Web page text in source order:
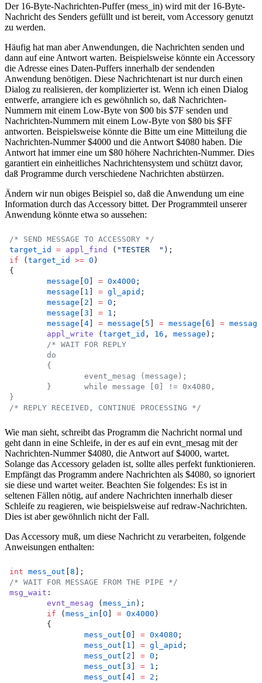
Der 16-Byte-Nachrichten-Puffer (mess_in) wird mit der 16-Byte-
Nachricht des Senders gefüllt und ist bereit, vom Accessory genutzt
zu werden.
Häufig hat man aber Anwendungen, die Nachrichten senden und
dann auf eine Antwort warten. Beispielsweise könnte ein Accessory
die Adresse eines Daten-Puffers innerhalb der sendenden
Anwendung benötigen. Diese Nachrichtenart ist nur durch einen
Dialog zu realisieren, der komplizierter ist. Wenn ich einen Dialog
entwerfe, arrangiere ich es gewöhnlich so, daß Nachrichten-
Nummern mit einem Low-Byte von $00 bis $7F senden und
Nachrichten-Nummern mit einem Low-Byte von $80 bis $FF
antworten. Beispielsweise könnte die Bitte um eine Mitteilung die
Nachrichten-Nummer $4000 und die Antwort $4080 haben. Die
Antwort hat immer eine um $80 höhere Nachrichten-Nummer. Dies
garantiert ein einheitliches Nachrichtensystem und schützt davor,
daß Programme durch verschiedene Nachrichten abstürzen.
Ändern wir nun obiges Beispiel so, daß die Anwendung um eine
Information durch das Accessory bittet. Der Programmteil unserer
Anwendung könnte etwa so aussehen:
/* SEND MESSAGE TO ACCESSORY */
target_id
= appl_find ( "TESTER  " );
if ( target_id >= 0 )
{
message O = 0x4000 ;
message
1 = gl_apid ;
message
2 = 0 ;
message 3 = 1 ;
message 4 = message 5 = message 6 = message
appl_write ( target_id , 16 , message );
/* WAIT FOR REPLY
	do
	{
		event_mesag (message);
	} 	while message [0] != 0x4080,
}
/* REPLY RECEIVED, CONTINUE PROCESSING */
Wie man sieht, schreibt das Programm die Nachricht normal und
geht dann in eine Schleife, in der es auf ein evnt_mesag mit der
Nachrichten-Nummer $4080, die Antwort auf $4000, wartet.
Solange das Accessory geladen ist, sollte alles perfekt funktionieren.
Empfängt das Programm andere Nachrichten als $4080, so ignoriert
sie diese und wartet weiter. Beachten Sie folgendes: Es ist in
seltenen Fällen nötig, auf andere Nachrichten innerhalb dieser
Schleife zu reagieren, wie beispielsweise auf redraw-Nachrichten.
Dies ist aber gewöhnlich nicht der Fall.
Das Accessory muß, um diese Nachricht zu verarbeiten, folgende
Anweisungen enthalten:
int mess_out 8 ];
/* WAIT FOR MESSAGE FROM THE PIPE */
msg_wait :
evnt_mesag ( mess_in );
if ( mess_in O = 0x4000 )
	{
mess_out 0 = 0x4080 ;
mess_out
1 = gl_apid ;
mess_out
2 = 0 ;
mess_out 3 = 1 ;
mess_out 4 = 2 ;